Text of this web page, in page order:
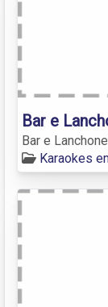
Bar e
Bar e
Karaokes